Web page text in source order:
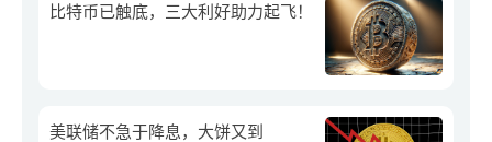
比特币已触底，三大利好助力起飞！
美联储不急于降息，大饼又到